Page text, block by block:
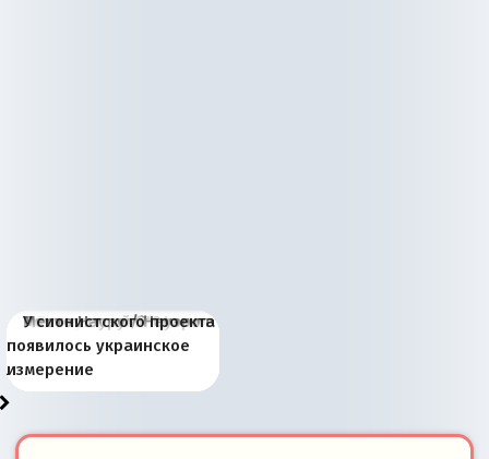
Киевская марионетка
Запада рассказала о
«переобувании» хозяев
В России назрели
перемены: 15 шагов к
суверенной экономике
Миграционный пожар
Европы
Россия начинает
сбрасывать балласт
Анкориджа
Россия зимой 1904
года: первые уступки во
внутренней политике
Русская нация вчера и
сегодня
Почему правый крах в
Варшаве не поможет её
отношениям с Россией?
Место Науру / Науэро в
современной истории
Южной Осетии
У сионистского проекта
появилось украинское
измерение